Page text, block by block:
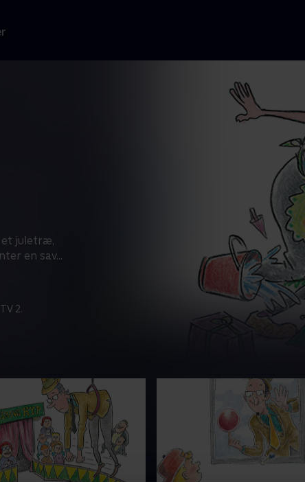
et juletræ,
en sav...
2.